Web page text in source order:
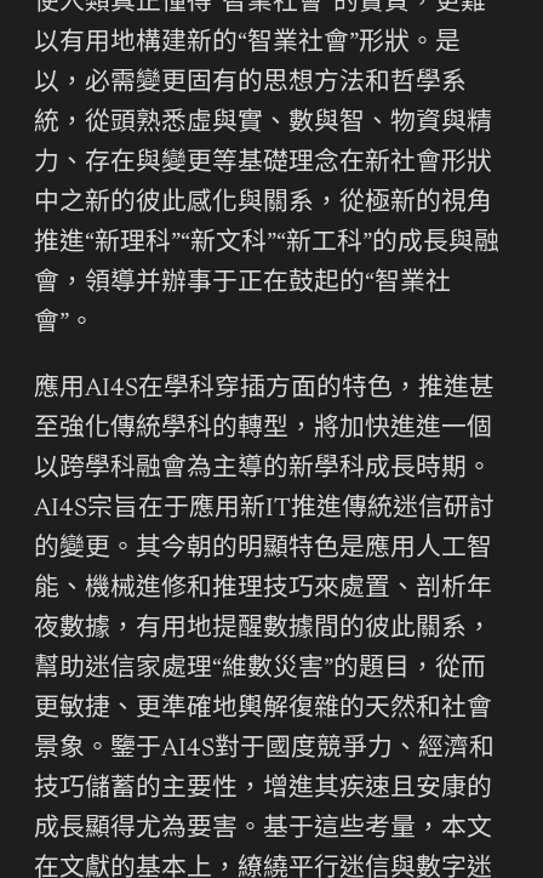
以有用地構建新的“智業社會”形狀。是
以，必需變更固有的思想方法和哲學系
統，從頭熟悉虛與實、數與智、物資與精
力、存在與變更等基礎理念在新社會形狀
中之新的彼此感化與關系，從極新的視角
推進“新理科”“新文科”“新工科”的成長與融
會，領導并辦事于正在鼓起的“智業社
會”。
應用AI4S在學科穿插方面的特色，推進甚
至強化傳統學科的轉型，將加快進進一個
以跨學科融會為主導的新學科成長時期。
AI4S宗旨在于應用新IT推進傳統迷信研討
的變更。其今朝的明顯特色是應用人工智
能、機械進修和推理技巧來處置、剖析年
夜數據，有用地提醒數據間的彼此關系，
幫助迷信家處理“維數災害”的題目，從而
更敏捷、更準確地輿解復雜的天然和社會
景象。鑒于AI4S對于國度競爭力、經濟和
技巧儲蓄的主要性，增進其疾速且安康的
成長顯得尤為要害。基于這些考量，本文
在文獻的基本上，繚繞平行迷信與數字迷